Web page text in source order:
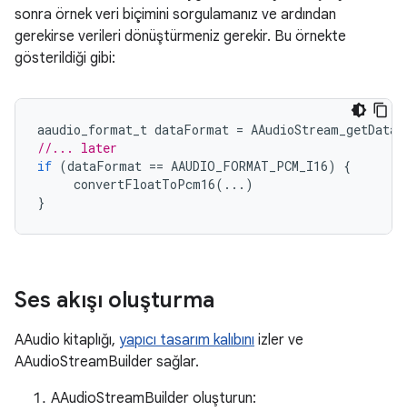
sonra örnek veri biçimini sorgulamanız ve ardından
gerekirse verileri dönüştürmeniz gerekir. Bu örnekte
gösterildiği gibi:
aaudio_format_t dataFormat =
//... later
if (dataFormat == AAUDIO_FORMAT_PCM_I16)
{
convertFloatToPcm16(...)
}
Ses akışı oluşturma
AAudio kitaplığı, yapıcı tasarım kalıbını izler ve
AAudioStreamBuilder sağlar.
AAudioStreamBuilder oluşturun: